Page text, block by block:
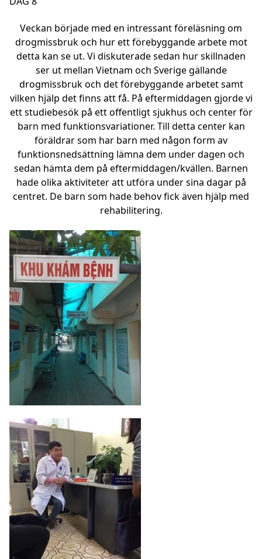
Veckan började med en intressant föreläsning om
drogmissbruk och hur ett förebyggande arbete mot
detta kan se ut. Vi diskuterade sedan hur skillnaden
ser ut mellan Vietnam och Sverige gällande
drogmissbruk och det förebyggande arbetet samt
vilken hjälp det finns att få. På eftermiddagen gjorde vi
ett studiebesök på ett offentligt sjukhus och center för
barn med funktionsvariationer. Till detta center kan
föräldrar som har barn med någon form av
funktionsnedsättning lämna dem under dagen och
sedan hämta dem på eftermiddagen/kvällen. Barnen
hade olika aktiviteter att utföra under sina dagar på
centret. De barn som hade behov fick även hjälp med
rehabilitering.